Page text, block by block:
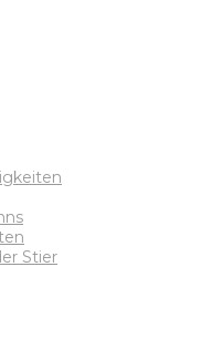
Stier